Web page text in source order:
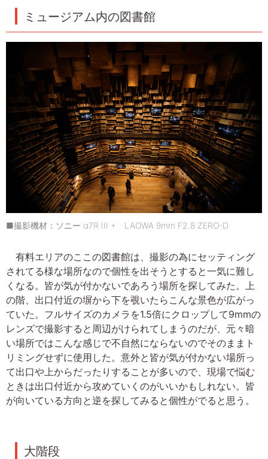
ミュージアム内の図書館
■撮影機材：ソニー α7R III + LAOWA 9mm F2.8 ZERO-D
有料エリアのここの図書館は、撮影の為にセッティング
されてる様な場所なので個性を出そうとすると一気に難し
くなる。皆が気が付かないであろう場所を探してみた。上
の階、出口付近の塀から下を覗いたらこんな景色が広がっ
ていた。フルサイズのカメラを1.5倍にクロップして9mmの
レンズで撮影すると周辺がけられてしまうのだが、元々暗
い場所ではこんな感じで不自然にならないのでそのままト
リミングせずに使用した。意外と皆が気が付かない場所っ
て出口や上からだったりすることが多いので、現場で悩む
ときは出口付近から攻めていくのがいいかもしれない。皆
が向いている方向と逆を探してみると個性がでると思う。
大階段